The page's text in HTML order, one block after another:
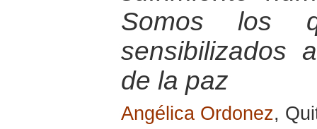
Somos los
sensibilizados
de la paz
Angélica Ordonez,